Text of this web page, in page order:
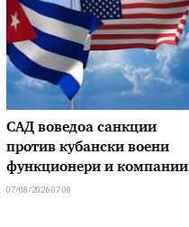
САД воведоа санкции
против кубански воени
функционери и компании
07/08/2026 07:08